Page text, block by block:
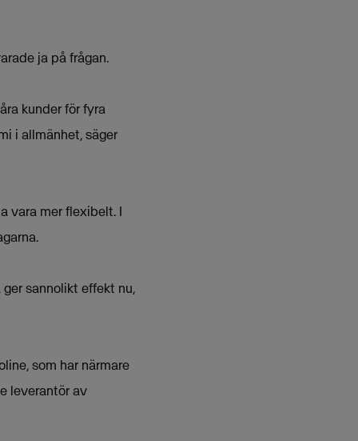
ja på frågan.
kunder för fyra
i allmänhet, säger
vara mer flexibelt. I
sannolikt effekt nu,
som har närmare
leverantör av